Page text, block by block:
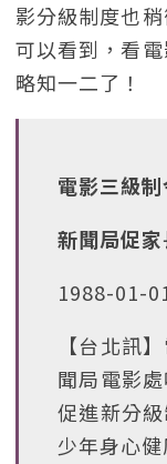
影分級制度也
可以看到，看
略知一二了！
電影三級
新聞局促
1988-01-
【台北訊
聞局電影
促進新分
少年身心健